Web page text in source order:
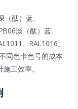
酞）蓝、
淡（酞）蓝、
、RAL1016、
同色卡色号的成本
工效率。